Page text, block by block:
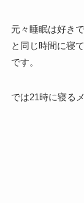
元々睡眠は好き
と同じ時間に寝
です。
では21時に寝る